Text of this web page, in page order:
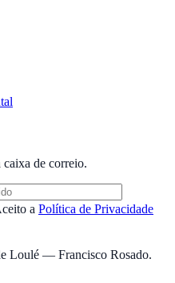
caixa de correio.
a Política de Privacidade
Loulé — Francisco Rosado.